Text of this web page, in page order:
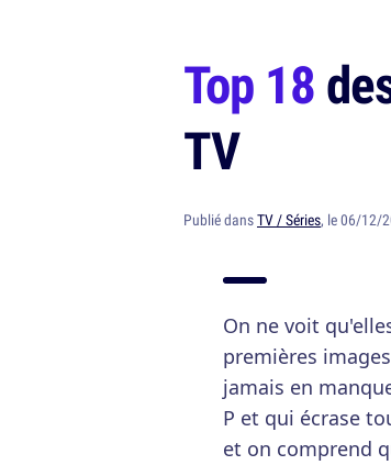
Top 18
TV
Publié dansTV / Séries, le 06/12/
On ne voit
premières
jamais en
P et qui écrase
et on comprend